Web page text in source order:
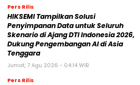
Pers Rilis
HIKSEMI Tampilkan Solusi
Penyimpanan Data untuk Seluruh
Skenario di Ajang DTI Indonesia 2026,
Dukung Pengembangan AI di Asia
Tenggara
Jumat, 7 Agu 2026 - 04:14 WIB
Pers Rilis